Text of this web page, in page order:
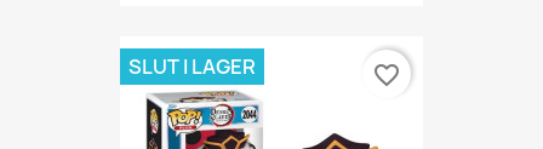
SLUT I LAGER favorite_border